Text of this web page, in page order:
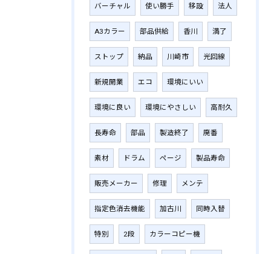
バーチャル 使い勝手 移設 法人
A3カラー 部品供給 香川 満了
ストップ 納品 川崎市 光回線
新規開業 エコ 環境にいい
環境に良い 環境にやさしい 高耐久
長寿命 部品 製造終了 廃番
素材 ドラム ページ 製品寿命
販売メーカー 修理 メンテ
指定色消去機能 加古川 同時入替
特別 2段 カラーコピー機